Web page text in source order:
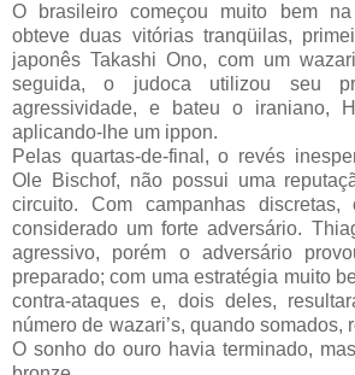
O brasileiro começou muito bem na
obteve duas vitórias tranqüilas,
japonês Takashi Ono, com um
seguida, o judoca utilizou seu
agressividade, e bateu o iraniano,
aplicando-lhe um ippon.
Pelas quartas-de-final, o revés
Ole Bischof, não possui uma
circuito. Com campanhas
considerado um forte adversário.
agressivo, porém o adversário
preparado; com uma estratégia muito
contra-ataques e, dois deles,
número de wazari’s, quando somados,
O sonho do ouro havia terminado,